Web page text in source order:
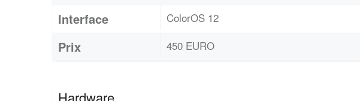
Interface ColorOS 12
Prix 450 EURO
Hardware